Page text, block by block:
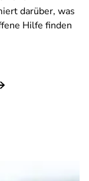
darüber, was
Hilfe finden